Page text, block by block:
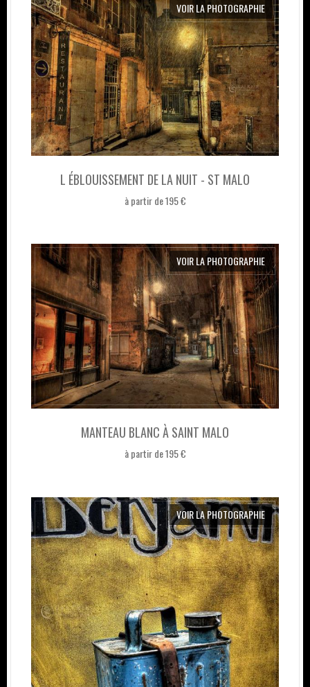
L ÉBLOUISSEMENT DE LA NUIT - ST MALO
à partir de 195 €
VOIR LA PHOTOGRAPHIE
MANTEAU BLANC À SAINT MALO
à partir de 195 €
VOIR LA PHOTOGRAPHIE
VOIR LA PHOTOGRAPHIE